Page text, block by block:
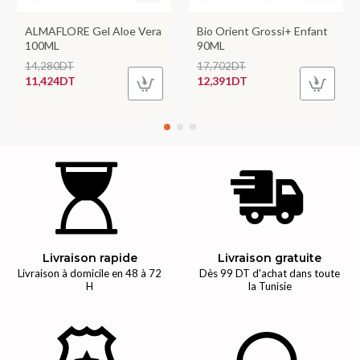
ALMAFLORE Gel Aloe Vera
100ML
11,424DT
14,280DT
Bio Orient Grossi+ Enfant
90ML
12,391DT
17,702DT
Livraison rapide
Livraison à domicile en 48 à 72
H
Livraison gratuite
Dès 99 DT d'achat dans toute
la Tunisie